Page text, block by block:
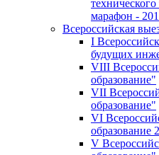
марафон -
Всероссийская
I
будущих
VIII
образование"
VII
образование"
VI
образование
V